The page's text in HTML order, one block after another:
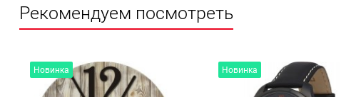
Рекомендуем посмотреть
Новинка Новинка